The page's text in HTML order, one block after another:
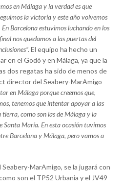
en Málaga y la verdad es que
la victoria y este año volvemos
Barcelona estuvimos luchando en los
nos quedamos a las puertas del
El equipo ha hecho un
en el Godó y en Málaga, ya que la
dos regatas ha sido de menos de
director del Seabery-MarAmigo
en Málaga porque creemos que,
tenemos que intentar apoyar a las
tierra, como son las de Málaga y la
Santa María. En esta ocasión tuvimos
Barcelona y Málaga, pero vamos a
Seabery-MarAmigo, se la jugará con
son el TP52 Urbania y el JV49